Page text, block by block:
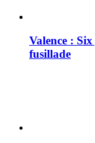
Valence :
fusillade